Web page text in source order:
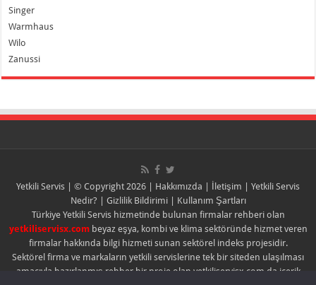
Singer
Warmhaus
Wilo
Zanussi
Yetkili Servis | © Copyright 2026 | Hakkımızda | İletişim | Yetkili Servis
Nedir? | Gizlilik Bildirimi| Kullanım Şartları
Türkiye Yetkili Servis hizmetinde bulunan firmalar rehberi olan
yetkiliservisx.combeyaz eşya, kombi ve klima sektöründe hizmet veren
firmalar hakkında bilgi hizmeti sunan sektörel indeks projesidir.
Sektörel firma ve markaların yetkili servislerine tek bir siteden ulaşılması
amacıyla hazırlanmış rehber bir proje olan yetkiliservisx.com da içerik